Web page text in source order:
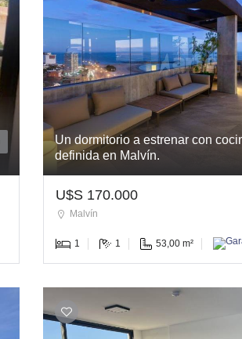
Un dormitorio a estrenar con
definida en Malvín.
U$S 170.000
Malvín
1 1 53,00 m²